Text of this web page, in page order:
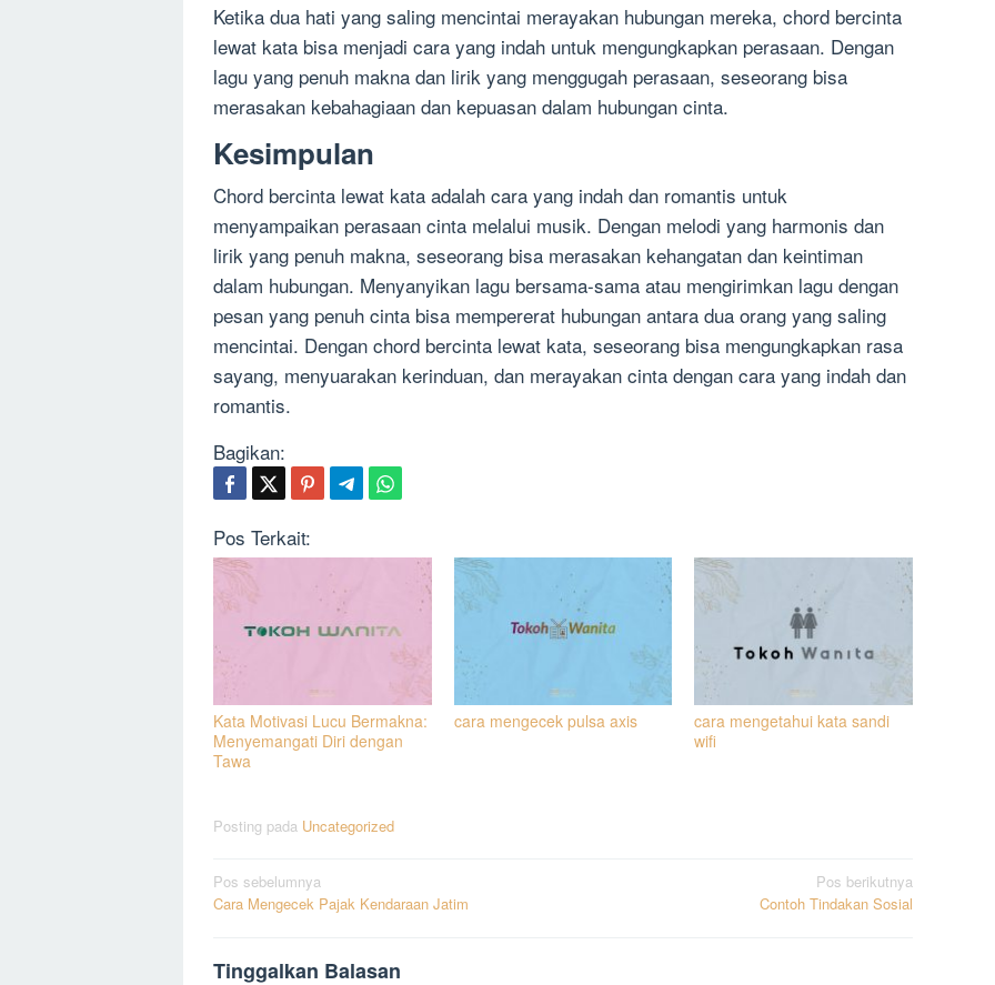
Ketika dua hati yang saling mencintai merayakan hubungan mereka, chord bercinta
lewat kata bisa menjadi cara yang indah untuk mengungkapkan perasaan. Dengan
lagu yang penuh makna dan lirik yang menggugah perasaan, seseorang bisa
merasakan kebahagiaan dan kepuasan dalam hubungan cinta.
Kesimpulan
Chord bercinta lewat kata adalah cara yang indah dan romantis untuk
menyampaikan perasaan cinta melalui musik. Dengan melodi yang harmonis dan
lirik yang penuh makna, seseorang bisa merasakan kehangatan dan keintiman
dalam hubungan. Menyanyikan lagu bersama-sama atau mengirimkan lagu dengan
pesan yang penuh cinta bisa mempererat hubungan antara dua orang yang saling
mencintai. Dengan chord bercinta lewat kata, seseorang bisa mengungkapkan rasa
sayang, menyuarakan kerinduan, dan merayakan cinta dengan cara yang indah dan
romantis.
Bagikan:
Pos Terkait:
Kata Motivasi Lucu Bermakna:
Menyemangati Diri dengan
Tawa
cara mengecek pulsa axis
cara mengetahui kata sandi
wifi
Posting pada Uncategorized
Navigasi
pos
Pos sebelumnya
Cara Mengecek Pajak Kendaraan Jatim
Pos berikutnya
Contoh Tindakan Sosial
Tinggalkan Balasan